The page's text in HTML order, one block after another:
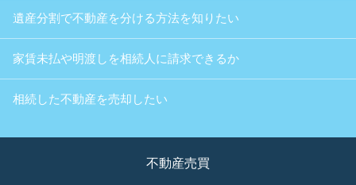
遺産分割で不動産を分ける方法を知りたい
家賃未払や明渡しを相続人に請求できるか
相続した不動産を売却したい
不動産売買